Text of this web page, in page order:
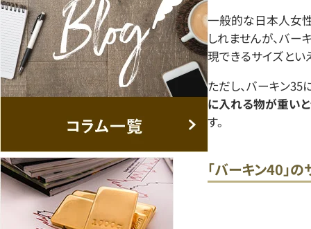
一般的な日本人女
しれませんが、バー
現できるサイズとい
ただし、バーキン35
に入れる物が重い
す。
「バーキン40」